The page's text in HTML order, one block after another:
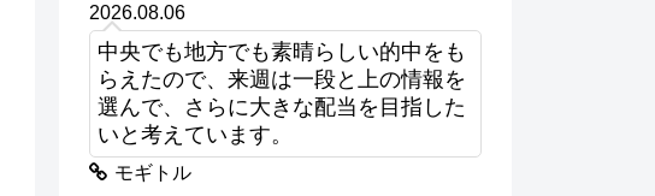
2026.08.06
中央でも地方でも素晴らしい的中をも
らえたので、来週は一段と上の情報を
選んで、さらに大きな配当を目指した
いと考えています。
モギトル